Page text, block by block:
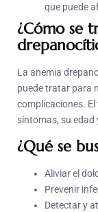
que puede
¿Cómo se
La anemia
puede tratar para
complicaciones.
síntomas, su edad
¿Qué se
Aliviar el
Prevenir
Detectar y